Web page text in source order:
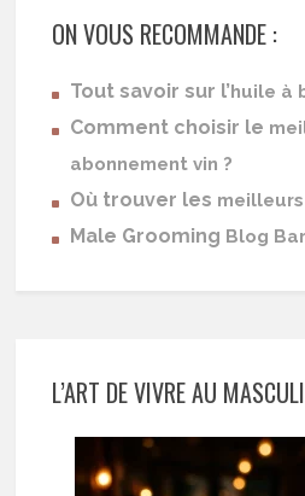
ON VOUS RECOMMANDE :
Tout savoir sur l’huile à
Comment choisir le
abonnement vin ?
Où trouver les
Male Grooming Blog
L’ART DE VIVRE AU